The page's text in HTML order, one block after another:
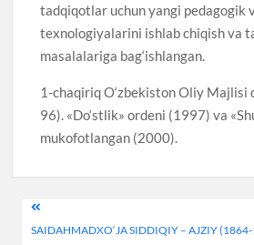
tadqiqotlar uchun yangi pedagogik
texnologiyalarini ishlab chiqish va
masalalariga bag‘ishlangan.
1-chaqiriq O‘zbekiston Oliy
96). «Do‘stlik» ordeni (1997) va
mukofotlangan (2000).
Post
SAIDAHMADXO‘JA SIDDIQIY – AJZIY